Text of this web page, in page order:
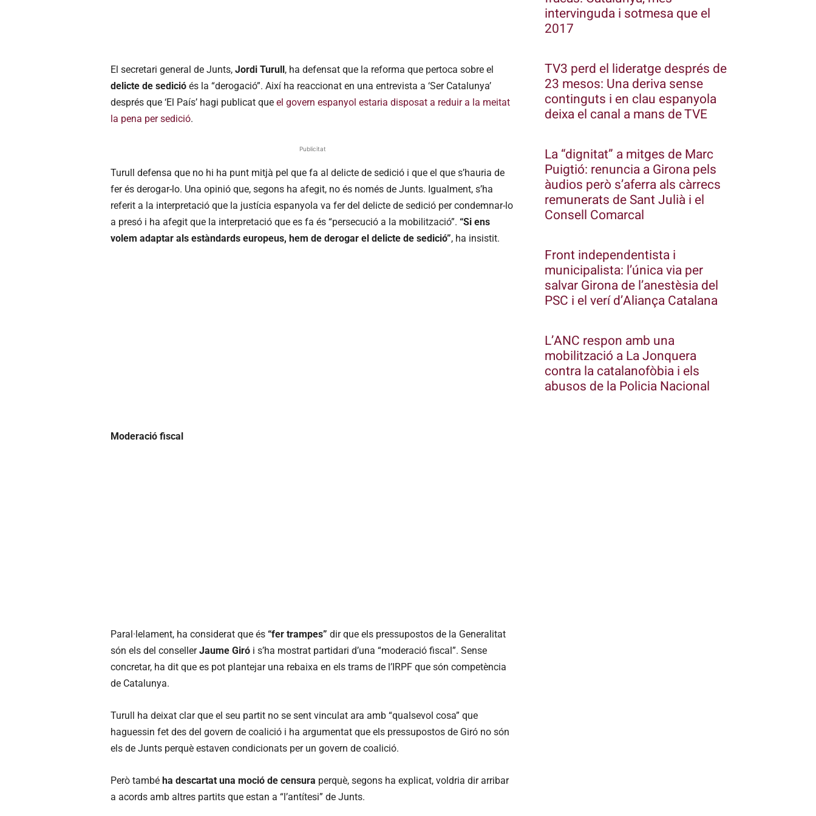
El secretari general de Junts, Jordi Turull, ha defensat que la reforma que pertoca sobre el
delicte de sedició és la “derogació”. Així ha reaccionat en una entrevista a ‘Ser Catalunya’
després que ‘El País’ hagi publicat que el govern espanyol estaria disposat a reduir a la meitat
la pena per sedició.
Publicitat
Turull defensa que no hi ha punt mitjà pel que fa al delicte de sedició i que el que s’hauria de
fer és derogar-lo. Una opinió que, segons ha afegit, no és només de Junts. Igualment, s’ha
referit a la interpretació que la justícia espanyola va fer del delicte de sedició per condemnar-lo
a presó i ha afegit que la interpretació que es fa és “persecució a la mobilització”. “Si ens
volem adaptar als estàndards europeus, hem de derogar el delicte de sedició”, ha insistit.
Moderació fiscal
Paral·lelament, ha considerat que és “fer trampes” dir que els pressupostos de la Generalitat
són els del consellerJaume Giró i s’ha mostrat partidari d’una “moderació fiscal”. Sense
concretar, ha dit que es pot plantejar una rebaixa en els trams de l’IRPF que són competència
de Catalunya.
Turull ha deixat clar que el seu partit no se sent vinculat ara amb “qualsevol cosa” que
haguessin fet des del govern de coalició i ha argumentat que els pressupostos de Giró no són
els de Junts perquè estaven condicionats per un govern de coalició.
Però també ha descartat una moció de censura perquè, segons ha explicat, voldria dir arribar
a acords amb altres partits que estan a “l’antítesi” de Junts.
intervinguda i sotmesa que el
2017
TV3 perd el lideratge després de
23 mesos: Una deriva sense
continguts i en clau espanyola
deixa el canal a mans de TVE
La “dignitat” a mitges de Marc
Puigtió: renuncia a Girona pels
àudios però s’aferra als càrrecs
remunerats de Sant Julià i el
Consell Comarcal
Front independentista i
municipalista: l’única via per
salvar Girona de l’anestèsia del
PSC i el verí d’Aliança Catalana
L’ANC respon amb una
mobilització a La Jonquera
contra la catalanofòbia i els
abusos de la Policia Nacional